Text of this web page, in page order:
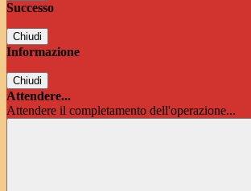
Successo
Chiudi
Informazione
Chiudi
Attendere...
Attendere il completamento dell'operazione...